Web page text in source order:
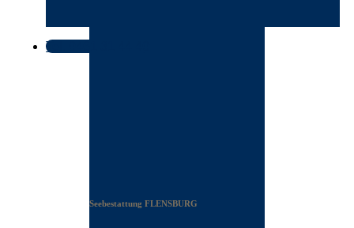
Tel. 0461 31 44 40
Seebestattung FLENSBURG